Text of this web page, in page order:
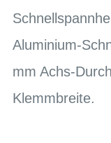
Aluminium-
mm Achs-
Klemmbreite.